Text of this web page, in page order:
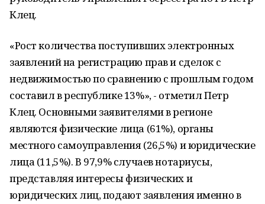
Клец.
«Рост количества поступивших электронных
заявлений на регистрацию прав и сделок с
недвижимостью по сравнению с прошлым годом
составил в республике 13%», - отметил Петр
Клец. Основными заявителями в регионе
являются физические лица (61%), органы
местного самоуправления (26,5%) и юридические
лица (11,5%). В 97,9% случаев нотариусы,
представляя интересы физических и
юридических лиц, подают заявления именно в